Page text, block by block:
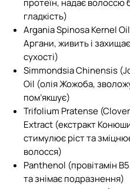
протеїн, надає волоссю
гладкість)
Argania Spinosa Kernel
Аргани, живить і
сухості)
Simmondsia Chinensis
Oil (олія Жожоба,
пом’якшує)
Trifolium Pratense
Extract (екстракт
стимулює ріст та
волосся)
Panthenol (провітамін
та знімає подразнення)